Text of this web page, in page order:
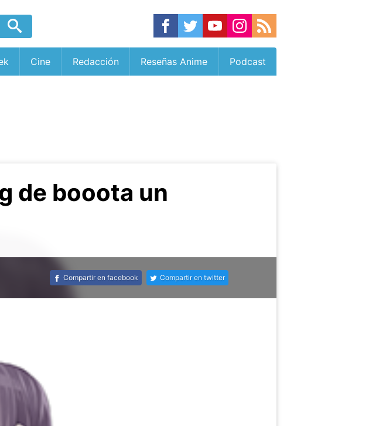
Cine Redacción Reseñas Anime Podcast
de booota un
Compartir en facebook Compartir en twitter